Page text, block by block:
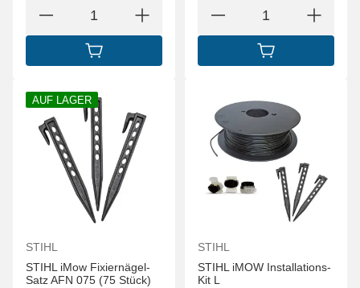
IN DEN WARENKORB IN DEN
AUF LAGER
STIHL
STIHL iMow Fixiernägel-
Satz AFN 075 (75 Stück)
STIHL
STIHL iMOW Installations-
Kit L